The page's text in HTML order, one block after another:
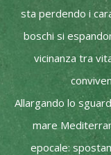
sta perdendo i
boschi si
vicinanza tra
Allargando lo
mare
epocale: